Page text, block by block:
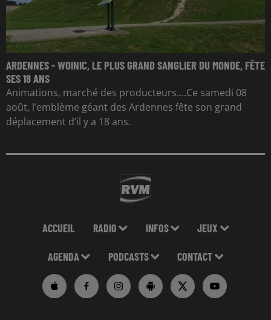
ARDENNES - WOINIC, LE PLUS GRAND SANGLIER DU MONDE, FÊTE
SES 18 ANS
Animations, marché des producteurs....Ce samedi 08
août, l’emblème géant des Ardennes fête son grand
déplacement d’il y a 18 ans.
ACCUEIL RADIO INFOS JEUX
AGENDA PODCASTS CONTACT